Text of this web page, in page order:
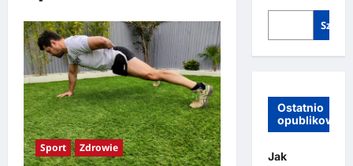
Sport Zdrowie
Szukaj
Ostatnio
Jak